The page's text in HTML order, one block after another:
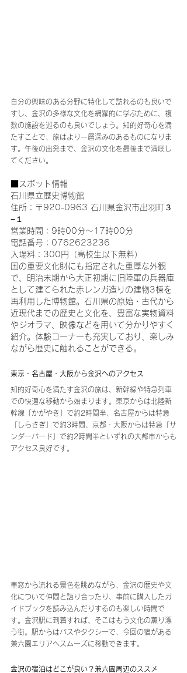
自分の興味のある分野に特化して訪れるのも良いで
すし、金沢の多様な文化を網羅的に学ぶために、複
数の施設を巡るのも良いでしょう。知的好奇心を満
たすことで、旅はより一層深みのあるものになりま
す。午後の出発まで、金沢の文化を最後まで満喫し
てください。
■スポット情報
石川県立歴史博物館
住所：〒920-0963 石川県金沢市出羽町３
−１
営業時間：9時00分～17時00分
電話番号：0762623236
入場料：300円（高校生以下無料）
国の重要文化財にも指定された重厚な外観
で、明治末期から大正初期に旧陸軍の兵器庫
として建てられた赤レンガ造りの建物3棟を
再利用した博物館。石川県の原始・古代から
近現代までの歴史と文化を、豊富な実物資料
やジオラマ、映像などを用いて分かりやすく
紹介。体験コーナーも充実しており、楽しみ
ながら歴史に触れることができる。
東京・名古屋・大阪から金沢へのアクセス
知的好奇心を満たす金沢の旅は、新幹線や特急列車
での快適な移動から始まります。東京からは北陸新
幹線「かがやき」で約2時間半、名古屋からは特急
「しらさぎ」で約3時間、京都・大阪からは特急「サ
ンダーバード」で約2時間半といずれの大都市からも
アクセス良好です。
車窓から流れる景色を眺めながら、金沢の歴史や文
化について仲間と語り合ったり、事前に購入したガ
イドブックを読み込んだりするのも楽しい時間で
す。金沢駅に到着すれば、そこはもう文化の薫り漂
う街。駅からはバスやタクシーで、今回の宿がある
兼六園エリアへスムーズに移動できます。
金沢の宿泊はどこが良い？兼六園周辺のススメ